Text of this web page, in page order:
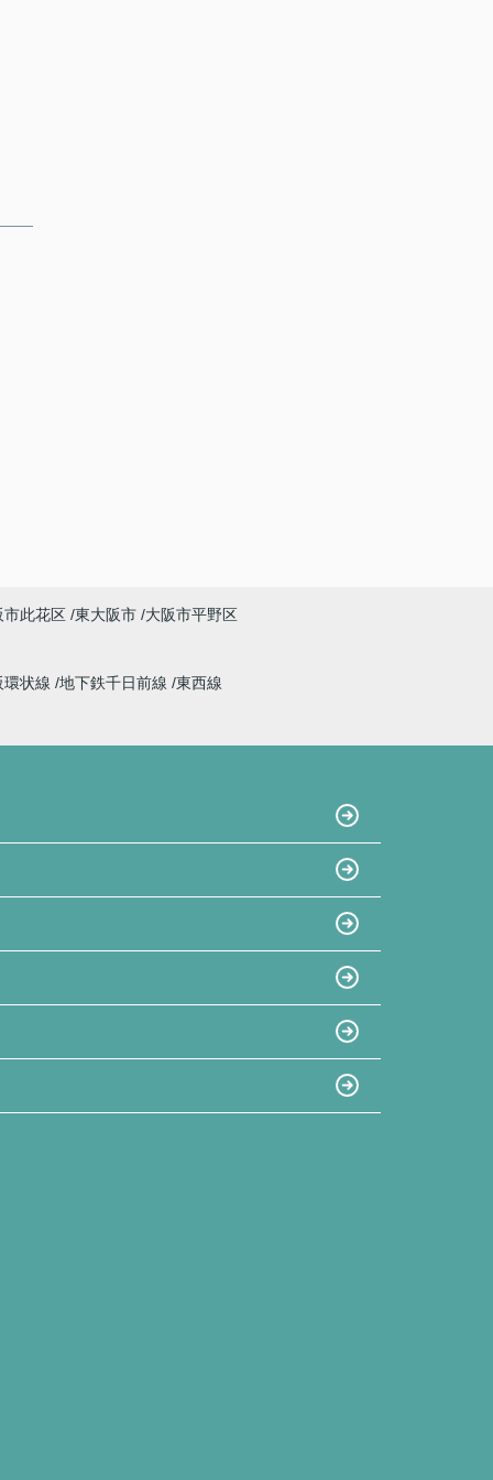
市此花区 東大阪市 大阪市平野区
環状線 地下鉄千日前線 東西線